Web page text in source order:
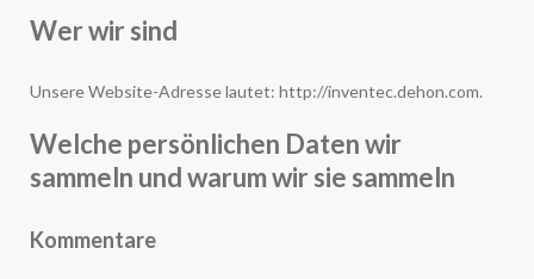
Wer wir sind
Unsere Website-Adresse lautet: http://inventec.dehon.com.
Welche persönlichen Daten wir
sammeln und warum wir sie sammeln
Kommentare